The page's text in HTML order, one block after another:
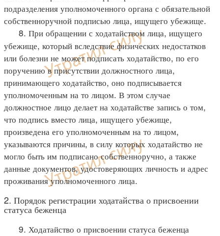
подразделения уполномоченного органа с обязательной
собственноручной подписью лица, ищущего убежище.
8. При обращении с ходатайством лица, ищущего
убежище, который вследствие физических недостатков
или болезни не может подписать ходатайство, по его
поручению в присутствии должностного лица,
принимающего ходатайство, оно подписывается
уполномоченным на то лицом. В этом случае
должностное лицо делает на ходатайстве запись о том,
что подпись вместо лица, ищущего убежище,
произведена его уполномоченным на то лицом,
указываются причины, в силу которых ходатайство не
могло быть им подписано собственноручно, а также
данные документов, удостоверяющих личность и адрес
проживания уполномоченного лица.
2. Порядок регистрации ходатайства о присвоении
статуса беженца
9. Ходатайство о присвоении статуса беженца